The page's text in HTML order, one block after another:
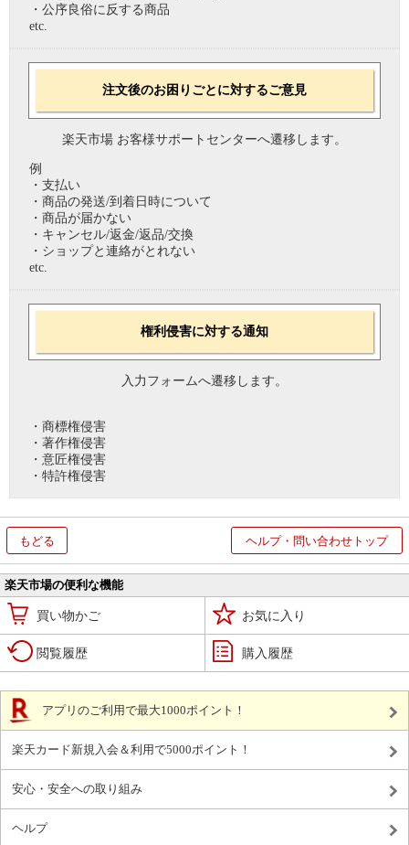
・公序良俗に反する商品
etc.
注文後のお困りごとに対するご意見
楽天市場 お客様サポートセンターへ遷移します。
例
・支払い
・商品の発送/到着日時について
・商品が届かない
・キャンセル/返金/返品/交換
・ショップと連絡がとれない
etc.
権利侵害に対する通知
入力フォームへ遷移します。
・商標権侵害
・著作権侵害
・意匠権侵害
・特許権侵害
もどる ヘルプ・問い合わせトップ
楽天市場の便利な機能
買い物かご お気に入り
閲覧履歴 購入履歴
アプリのご利用で最大1000ポイント！
楽天カード新規入会＆利用で5000ポイント！
安心・安全への取り組み
ヘルプ